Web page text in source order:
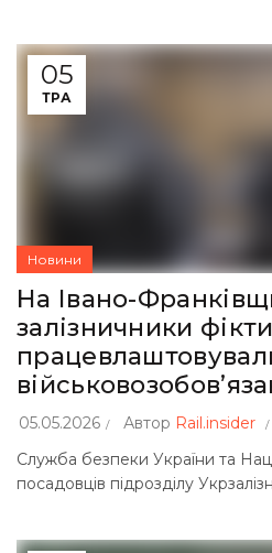
05
ТРА
Новини
На Івано-
залізничники
05.05.2026 Автор Rail.insider
Служба безпеки України та
посадовців підрозділу